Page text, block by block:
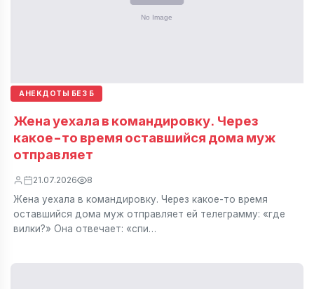
АНЕКДОТЫ БЕЗ Б
Жена уехала в командировку. Через
какое-то время оставшийся дома муж
отправляет
21.07.2026 8
Жена уехала в командировку. Через какое-то время
оставшийся дома муж отправляет ей телеграмму: «где
вилки?» Она отвечает: «спи…